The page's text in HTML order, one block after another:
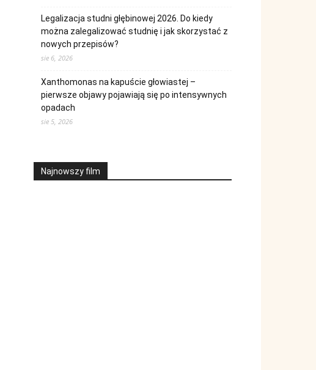
Legalizacja studni głębinowej 2026. Do kiedy
można zalegalizować studnię i jak skorzystać z
nowych przepisów?
sie 6, 2026
Xanthomonas na kapuście głowiastej –
pierwsze objawy pojawiają się po intensywnych
opadach
sie 5, 2026
Najnowszy film